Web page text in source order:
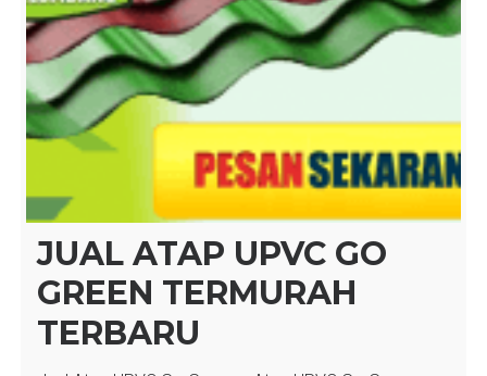
JUAL ATAP UPVC GO
GREEN TERMURAH
TERBARU